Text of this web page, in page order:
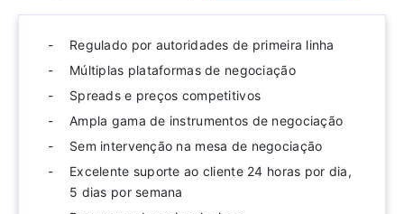
Regulado por autoridades de primeira linha
Múltiplas plataformas de negociação
Spreads e preços competitivos
Ampla gama de instrumentos de negociação
Sem intervenção na mesa de negociação
Excelente suporte ao cliente 24 horas por dia,
5 dias por semana